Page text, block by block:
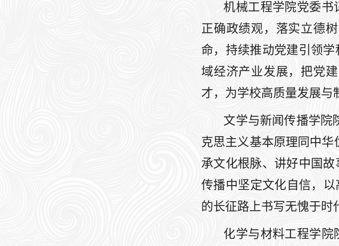
机械工程学院党委书
正确政绩观，落实立德
命，持续推动党建引领
域经济产业发展，把党
才，为学校高质量发展与
文学与新闻传播学院
克思主义基本原理同中
承文化根脉、讲好中国
传播中坚定文化自信，
的长征路上书写无愧于时
化学与材料工程学院